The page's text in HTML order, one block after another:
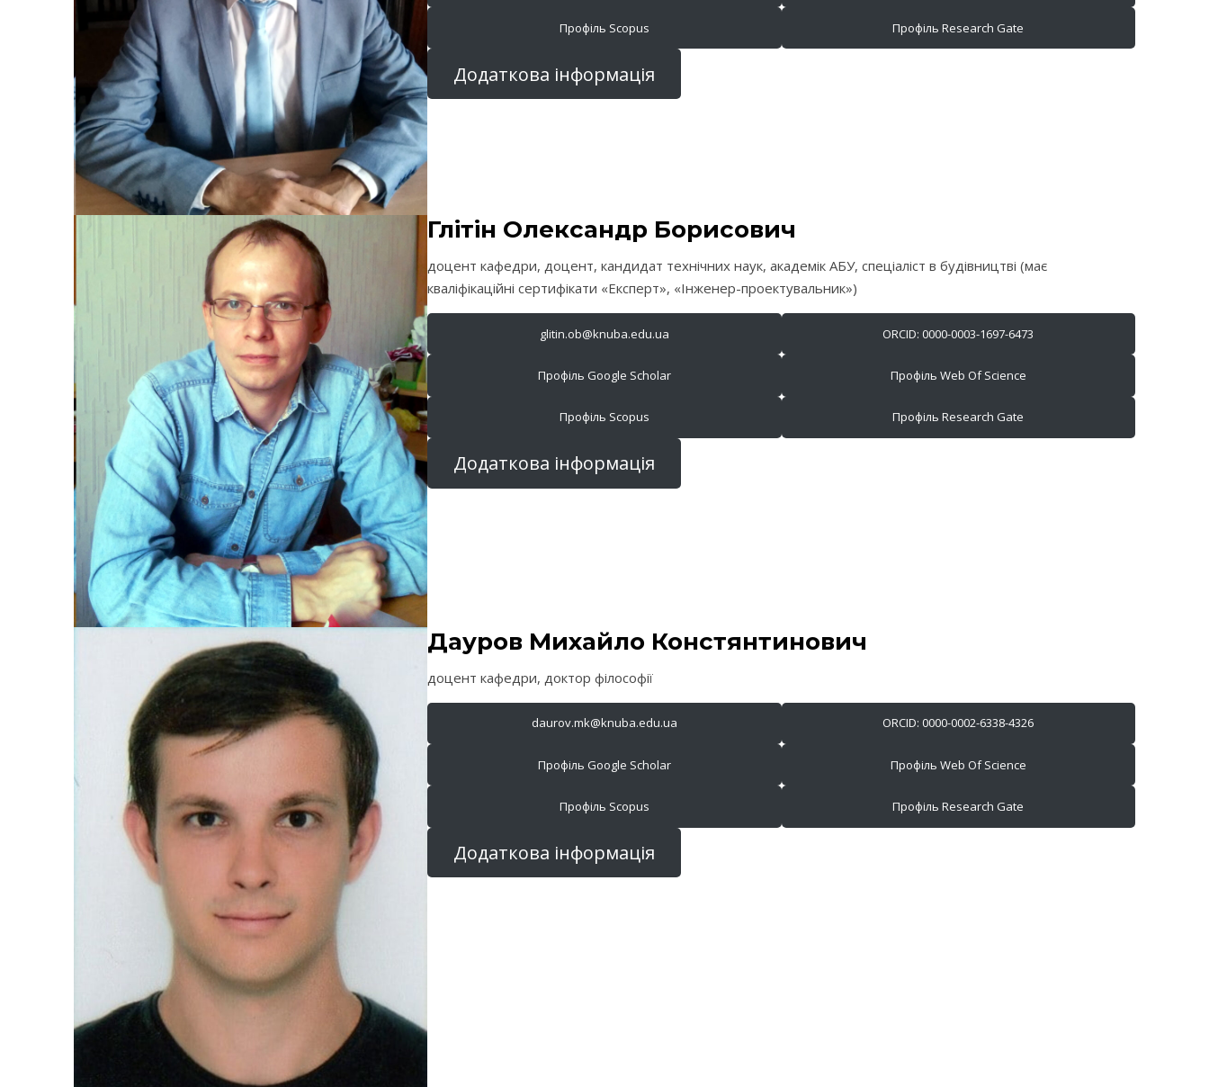
Профіль Scopus Профіль Research Gate
Додаткова інформація
Глітін Олександр Борисович
доцент кафедри, доцент, кандидат технічних наук, академік АБУ, спеціаліст в будівництві (має
кваліфікаційні сертифікати «Експерт», «Інженер-проектувальник»)
glitin.ob@knuba.edu.ua ORCID: 0000-0003-1697-6473
Профіль Google Scholar Профіль Web Of Science
Профіль Scopus Профіль Research Gate
Додаткова інформація
Дауров Михайло Констянтинович
доцент кафедри, доктор філософії
daurov.mk@knuba.edu.ua ORCID: 0000-0002-6338-4326
Профіль Google Scholar Профіль Web Of Science
Профіль Scopus Профіль Research Gate
Додаткова інформація